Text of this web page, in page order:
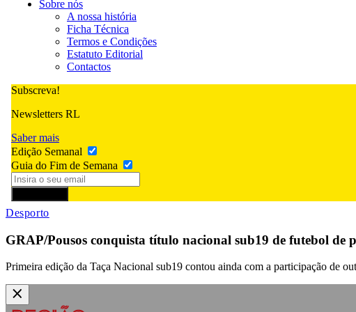
Sobre nós
A nossa história
Ficha Técnica
Termos e Condições
Estatuto Editorial
Contactos
Subscreva!
Newsletters RL
Saber mais
Edição Semanal
Guia do Fim de Semana
Desporto
GRAP/Pousos conquista título nacional sub19 de futebol de
Primeira edição da Taça Nacional sub19 contou ainda com a participação de